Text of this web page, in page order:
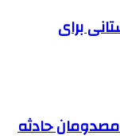
استانی برای
حادثه